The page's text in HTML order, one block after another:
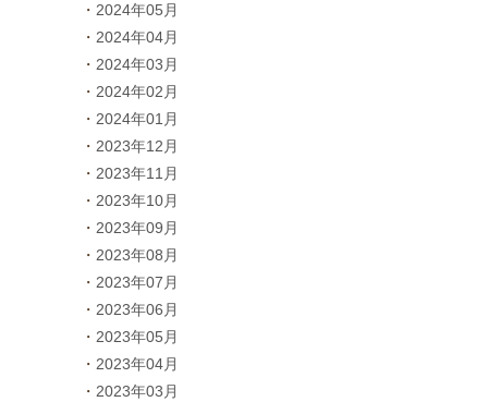
2024年05月
2024年04月
2024年03月
2024年02月
2024年01月
2023年12月
2023年11月
2023年10月
2023年09月
2023年08月
2023年07月
2023年06月
2023年05月
2023年04月
2023年03月